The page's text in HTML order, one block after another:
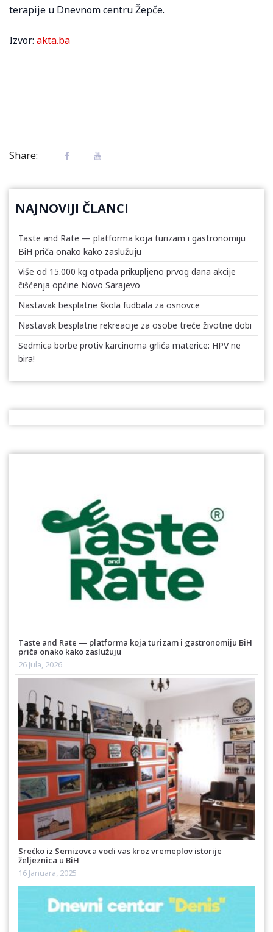
terapije u Dnevnom centru Žepče.
Izvor: akta.ba
Share:
NAJNOVIJI ČLANCI
Taste and Rate — platforma koja turizam i gastronomiju
BiH priča onako kako zaslužuju
Više od 15.000 kg otpada prikupljeno prvog dana akcije
čišćenja općine Novo Sarajevo
Nastavak besplatne škola fudbala za osnovce
Nastavak besplatne rekreacije za osobe treće životne dobi
Sedmica borbe protiv karcinoma grlića materice: HPV ne
bira!
Taste and Rate — platforma koja turizam i gastronomiju BiH
priča onako kako zaslužuju
26 Jula, 2026
Srećko iz Semizovca vodi vas kroz vremeplov istorije
željeznica u BiH
16 Januara, 2025